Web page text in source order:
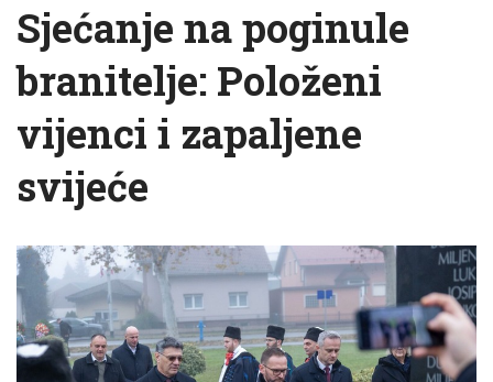
Sjećanje na poginule
branitelje: Položeni
vijenci i zapaljene
svijeće